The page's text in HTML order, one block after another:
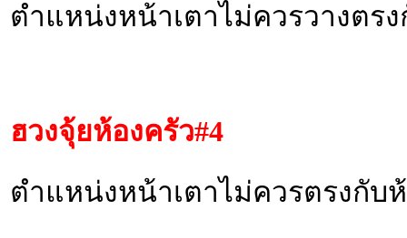
ตำแหน่งหน้าเตาไม่ควรวางตร
ฮวงจุ้ยห้องครัว#4
ตำแหน่งหน้าเตาไม่ควรตรงกับ